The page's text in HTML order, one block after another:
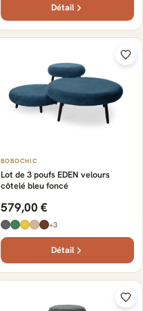
Détail
BOBOCHIC
Lot de 3 poufs EDEN velours
côtelé bleu foncé
579,00 €
+3
Détail